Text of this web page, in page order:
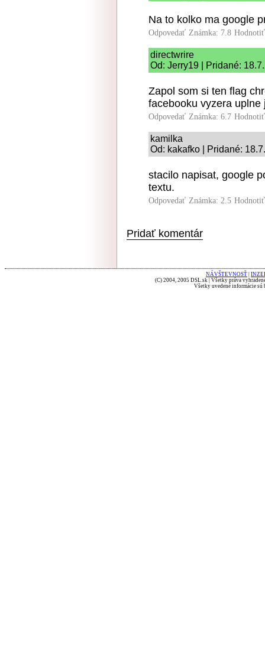
Na to kolko ma google
Odpovedať Známka: 7.8
directwrire
Od: Jerry19 | Pridané:
Zapol som si ten flag
facebooku vyzera uplne
Odpovedať Známka: 6.7
kamilka
Od: kakafko | Pridané:
stacilo napisat, google
textu.
Odpovedať Známka: 2.5
Pridať komentár
NÁVŠTEVNOSŤ
(C) 2004, 2005 DSL.sk | Všetky práva
Všetky uvedené informácie sú